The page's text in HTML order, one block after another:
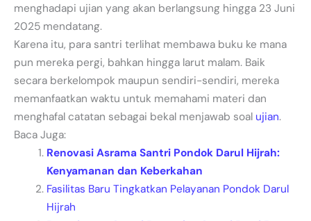
menghadapi ujian yang akan berlangsung hingga 23 Juni
2025 mendatang.
Karena itu, para santri terlihat membawa buku ke mana
pun mereka pergi, bahkan hingga larut malam. Baik
secara berkelompok maupun sendiri-sendiri, mereka
memanfaatkan waktu untuk memahami materi dan
menghafal catatan sebagai bekal menjawab soal ujian.
Baca Juga:
Renovasi Asrama Santri Pondok Darul Hijrah:
Kenyamanan dan Keberkahan
Fasilitas Baru Tingkatkan Pelayanan Pondok Darul
Hijrah